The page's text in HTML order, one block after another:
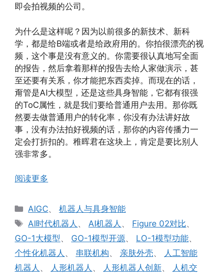
即会拍视频的公司。
为什么是这样呢？因为以前很多的新技术、新科
学，都是给B端或者是给政府用的。你拍很漂亮的视
频，这个事是没有意义的。你需要很认真地写全面
的报告，然后拿着那样的报告去给人家做演示，甚
至还要有关系，你才能把东西卖掉。而现在的话，
甭管是AI大模型，还是这些具身智能，它都有很强
的ToC属性，就是我们要给普通用户去用。那你既
然要去做普通用户的转化率，你没有办法讲好故
事，没有办法拍好视频的话，那你的内容传播力一
定会打折扣的。稚晖君在这块上，肯定是要比别人
强非常多。
阅读更多
分
类
AIGC、机器人与具身智能
标
签
AI时代机器人 、AI机器人 、 Figure 02对比、
GO-1大模型、 GO-1模型开源、 LO-1模型功能、
个性化机器人 、 串联机构、 亲肤外壳、
人工智能
机器人 、 人形机器人 、 人形机器人创新、
人机交